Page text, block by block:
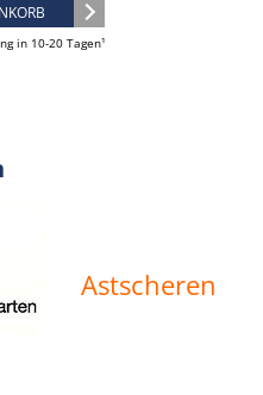
in 10-20 Tagen¹
Astscheren